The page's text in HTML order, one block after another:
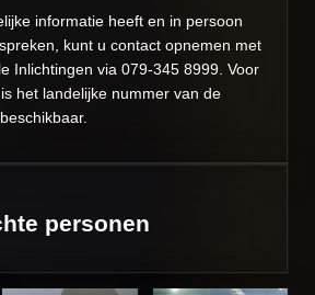
informatie heeft en in persoon
kunt u contact opnemen met
Inlichtingen via 079-345 8999. Voor
het landelijke nummer van de
personen